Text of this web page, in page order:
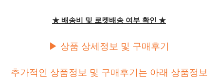
★ 배송비 및 로켓배송 여부 확인 ★
▶ 상품 상세정보 및 구매후기
추가적인 상품정보 및 구매후기는 아래 상품정보